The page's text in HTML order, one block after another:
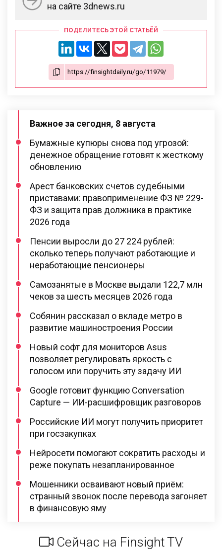
на сайте 3dnews.ru
ПОДЕЛИТЕСЬ ЭТОЙ СТАТЬЁЙ
Важное за сегодня, 8 августа
Бумажные купюры снова под угрозой:
денежное обращение готовят к жесткому
обновлению
Арест банковских счетов судебными
приставами: правоприменение ФЗ № 229-
ФЗ и защита прав должника в практике
2026 года
Пенсии выросли до 27 224 рублей:
сколько теперь получают работающие и
неработающие пенсионеры
Самозанятые в Москве выдали 122,7 млн
чеков за шесть месяцев 2026 года
Собянин рассказал о вкладе метро в
развитие машиностроения России
Новый софт для мониторов Asus
позволяет регулировать яркость с
голосом или поручить эту задачу ИИ
Google готовит функцию Conversation
Capture — ИИ-расшифровщик разговоров
Российские ИИ могут получить приоритет
при госзакупках
Нейросети помогают сократить расходы и
реже покупать незапланированное
Мошенники осваивают новый приём:
странный звонок после перевода загоняет
в финансовую яму
Сейчас на Finsight TV